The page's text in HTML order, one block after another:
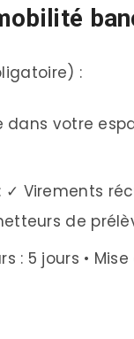
:
votre
Virements
de
: 5 jours •